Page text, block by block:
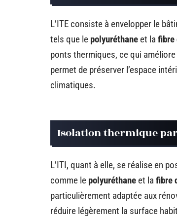
L’ITE consiste à envelopper le
tels que le polyuréthane et la fibre
ponts thermiques, ce qui
permet de préserver l’espace
climatiques.
Isolation thermique
L’ITI, quant à elle, se réalise en
comme le polyuréthane et la fibre
particulièrement adaptée aux
réduire légèrement la surface